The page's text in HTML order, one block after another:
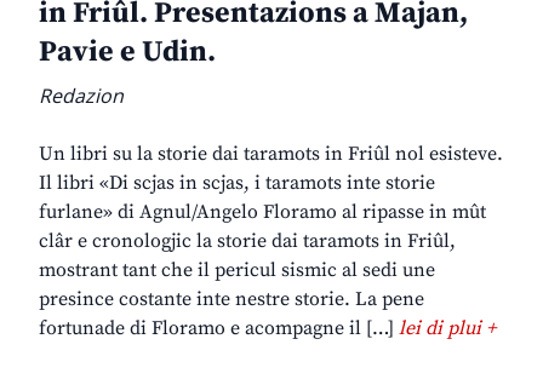
in Friûl. Presentazions a Majan,
Pavie e Udin.
Redazion
Un libri su la storie dai taramots in Friûl nol esisteve.
Il libri «Di scjas in scjas, i taramots inte storie
furlane» di Agnul/Angelo Floramo al ripasse in mût
clâr e cronologjic la storie dai taramots in Friûl,
mostrant tant che il pericul sismic al sedi une
presince costante inte nestre storie. La pene
fortunade di Floramo e acompagne il […] lei di plui +